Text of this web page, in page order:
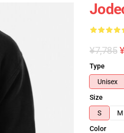
¥7,785
Type
Unisex
Size
S
M
Color